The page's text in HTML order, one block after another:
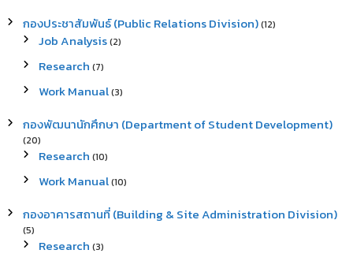
กองประชาสัมพันธ์ (Public Relations Division)(12)
Job Analysis(2)
Research (7)
Work Manual(3)
กองพัฒนานักศึกษา (Department of Student Development)
(20)
Research (10)
Work Manual(10)
กองอาคารสถานที่ (Building & Site Administration Division)
(5)
Research (3)